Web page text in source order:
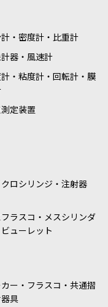
・密度計・比重計
器・風速計
・粘度計・回転計・膜
定装置
ロシリンジ・注射器
ラスコ・メスシリンダ
ューレット
ー・フラスコ・共通摺
具